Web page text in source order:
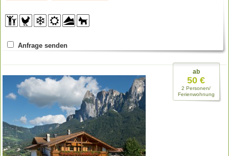
Anfrage senden
ab
50 €
2 Personen/
Ferienwohnung